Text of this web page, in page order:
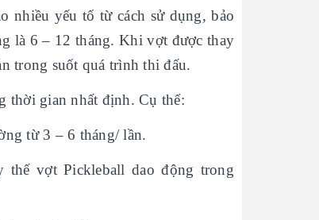
nhiều yếu tố từ cách sử dụng, bảo
là 6 – 12 tháng. Khi vợt được thay
trong suốt quá trình thi đấu.
thời gian nhất định. Cụ thể:
từ 3 – 6 tháng/ lần.
vợt Pickleball dao động trong